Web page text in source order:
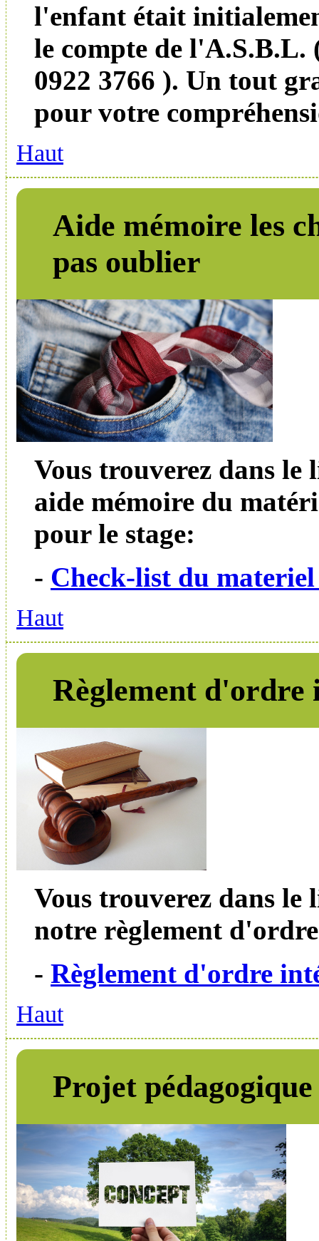
l'enfant était
le compte de l'A.S.B.L.
0922 3766 ). Un tout
pour votre
Haut
Aide mémoire les
pas oublier
Vous trouverez dans le
aide mémoire du
pour le stage:
- Check-list du
Haut
Règlement d'ordre
Vous trouverez dans le
notre règlement
- Règlement d'ordre
Haut
Projet pédagogique